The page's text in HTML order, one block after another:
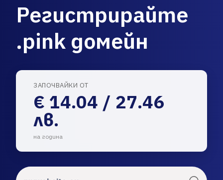
Регистрирайте
.pink домейн
ЗАПОЧВАЙКИ ОТ
€ 14.04 / 27.46
лв.
на година